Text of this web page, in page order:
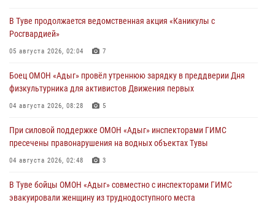
В Туве продолжается ведомственная акция «Каникулы с
Росгвардией»
05 августа 2026, 02:04 7
Боец ОМОН «Адыг» провёл утреннюю зарядку в преддверии Дня
физкультурника для активистов Движения первых
04 августа 2026, 08:28 5
При силовой поддержке ОМОН «Адыг» инспекторами ГИМС
пресечены правонарушения на водных объектах Тувы
04 августа 2026, 02:48 3
В Туве бойцы ОМОН «Адыг» совместно с инспекторами ГИМС
эвакуировали женщину из труднодоступного места